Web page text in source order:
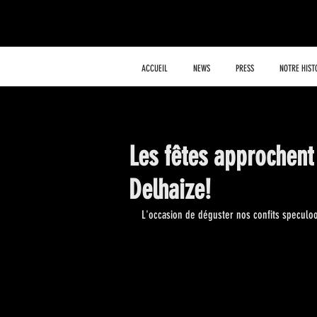
ACCUEIL NEWS PRESS NOTRE
Les fêtes
Delhaize!
L'occasion de déguster nos confits